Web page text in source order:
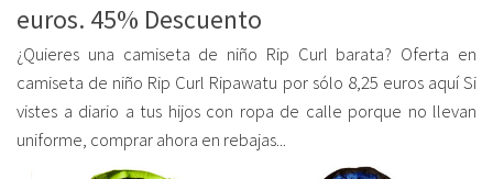
euros. 45% Descuento
¿Quieres una camiseta de niño Rip Curl barata? Oferta en
camiseta de niño Rip Curl Ripawatu por sólo 8,25 euros aquí Si
vistes a diario a tus hijos con ropa de calle porque no llevan
uniforme, comprar ahora en rebajas...